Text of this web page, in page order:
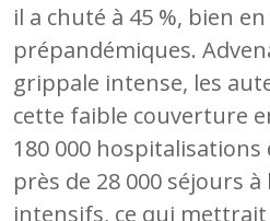
il a chuté à 45 %, bien
prépandémiques.
grippale intense, les
cette faible couverture
180 000
près de 28 000 séjours à
intensifs, ce qui